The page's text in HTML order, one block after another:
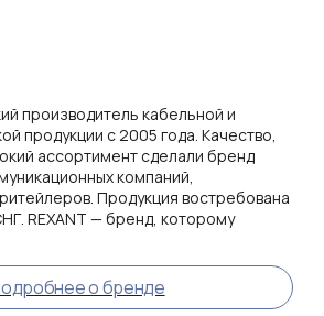
производитель кабельной и
продукции с 2005 года. Качество,
ассортимент сделали бренд
компаний,
Продукция востребована
REXANT — бренд, которому
о бренде